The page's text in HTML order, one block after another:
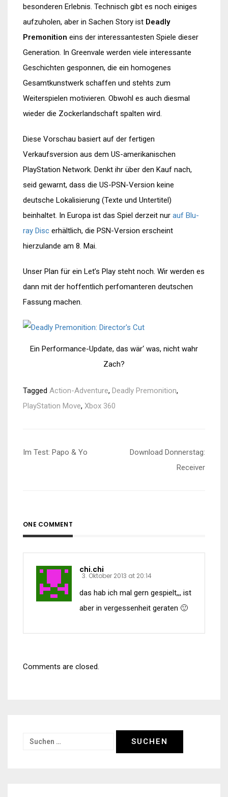
besonderen Erlebnis. Technisch gibt es noch einiges
aufzuholen, aber in Sachen Story ist Deadly
Premonition eins der interessantesten Spiele dieser
Generation. In Greenvale werden viele interessante
Geschichten gesponnen, die ein homogenes
Gesamtkunstwerk schaffen und stehts zum
Weiterspielen motivieren. Obwohl es auch diesmal
wieder die Zockerlandschaft spalten wird.
Diese Vorschau basiert auf der fertigen
Verkaufsversion aus dem US-amerikanischen
PlayStation Network. Denkt ihr über den Kauf nach,
seid gewarnt, dass die US-PSN-Version keine
deutsche Lokalisierung (Texte und Untertitel)
beinhaltet. In Europa ist das Spiel derzeit nur auf Blu-
ray Disc erhältlich, die PSN-Version erscheint
hierzulande am 8. Mai.
Unser Plan für ein Let’s Play steht noch. Wir werden es
dann mit der hoffentlich perfomanteren deutschen
Fassung machen.
Ein Performance-Update, das wär‘ was, nicht wahr
Zach?
Tagged Action-Adventure, Deadly Premonition,
PlayStation Move, Xbox 360
Beitragsnavigation
Im Test: Papo & Yo
Download Donnerstag:
Receiver
ONE COMMENT
chi.chi
3. Oktober 2013 at 20:14
das hab ich mal gern gespielt,,, ist
aber in vergessenheit geraten 🙂
Comments are closed.
Suchen